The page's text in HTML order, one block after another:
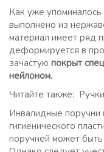
Как уже
выполнено из
материал имеет ряд
деформируется в
зачастую покрыт
нейлоном.
Читайте также:
Инвалидные поручни
гигиенического
поручней может